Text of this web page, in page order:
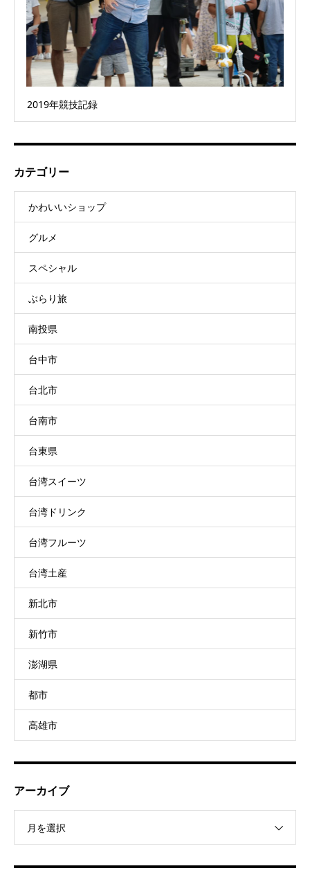
2019年競技記録
カテゴリー
かわいいショップ
グルメ
スペシャル
ぶらり旅
南投県
台中市
台北市
台南市
台東県
台湾スイーツ
台湾ドリンク
台湾フルーツ
台湾土産
新北市
新竹市
澎湖県
都市
高雄市
アーカイブ
月を選択